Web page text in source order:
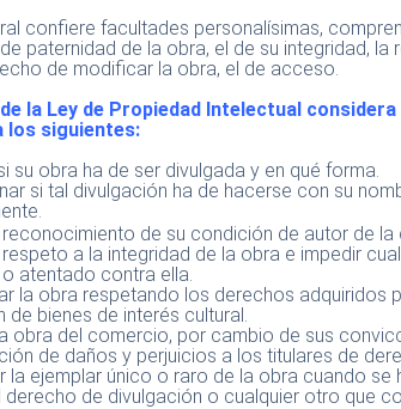
confiere facultades personalísimas,
paternidad de la obra, el de su integridad, la
de modificar la obra, el de acceso.
la Ley de Propiedad Intelectual
los siguientes:
su obra ha de ser divulgada y en qué forma.
si tal divulgación ha de hacerse con su
reconocimiento de su condición de autor de la
respeto a la integridad de la obra e impedir
atentado contra ella.
la obra respetando los derechos adquiridos
de bienes de interés cultural.
obra del comercio, por cambio de sus
de daños y perjuicios a los titulares de
la ejemplar único o raro de la obra cuando se
derecho de divulgación o cualquier otro que